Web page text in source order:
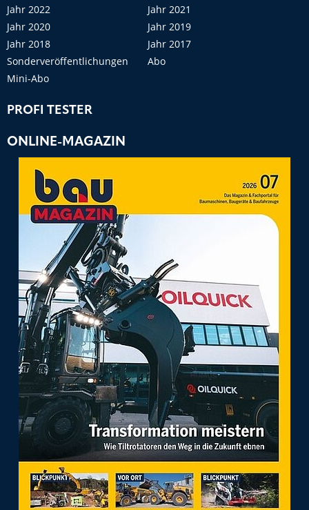
Jahr 2022
Jahr 2021
Jahr 2020
Jahr 2019
Jahr 2018
Jahr 2017
Sonderveröffentlichungen
Abo
Mini-Abo
PROFI TESTER
ONLINE-MAGAZIN